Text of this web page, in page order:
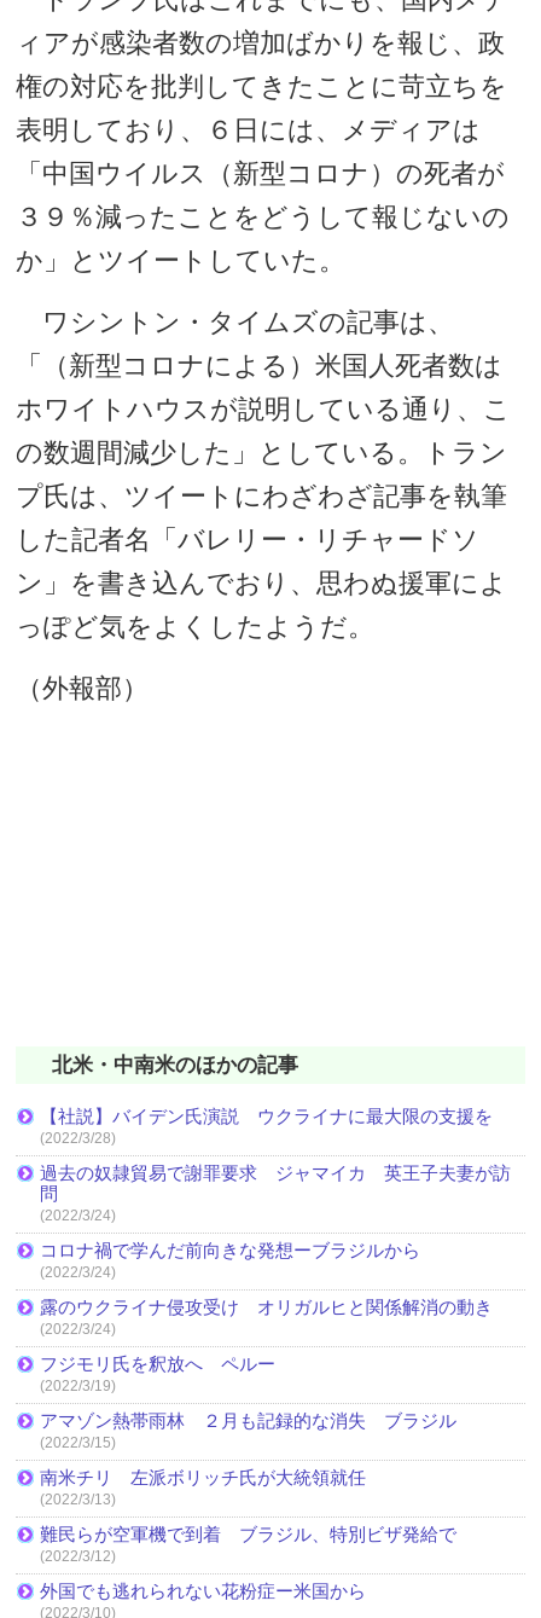
ィアが感染者数の増加ばかりを報じ、政
権の対応を批判してきたことに苛立ちを
表明しており、６日には、メディアは
「中国ウイルス（新型コロナ）の死者が
３９％減ったことをどうして報じないの
か」とツイートしていた。
ワシントン・タイムズの記事は、
「（新型コロナによる）米国人死者数は
ホワイトハウスが説明している通り、こ
の数週間減少した」としている。トラン
プ氏は、ツイートにわざわざ記事を執筆
した記者名「バレリー・リチャードソ
ン」を書き込んでおり、思わぬ援軍によ
っぽど気をよくしたようだ。
（外報部）
北米・中南米のほかの記事
【社説】バイデン氏演説 ウクライナに最大限の支援を
(2022/3/28)
過去の奴隷貿易で謝罪要求 ジャマイカ 英王子夫妻が訪
問
(2022/3/24)
コロナ禍で学んだ前向きな発想ーブラジルから
(2022/3/24)
露のウクライナ侵攻受け オリガルヒと関係解消の動き
(2022/3/24)
フジモリ氏を釈放へ ペルー
(2022/3/19)
アマゾン熱帯雨林 ２月も記録的な消失 ブラジル
(2022/3/15)
南米チリ 左派ボリッチ氏が大統領就任
(2022/3/13)
難民らが空軍機で到着 ブラジル、特別ビザ発給で
(2022/3/12)
外国でも逃れられない花粉症ー米国から
(2022/3/10)